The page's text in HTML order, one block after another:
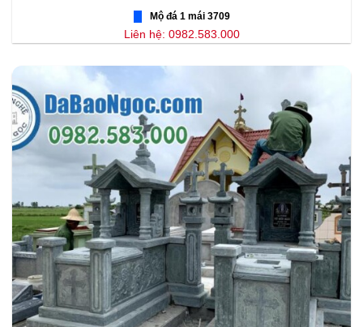
Mộ đá 1 mái 3709
Liên hệ: 0982.583.000